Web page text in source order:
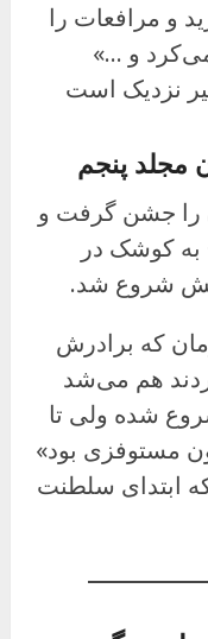
و مرافعات را
و …»
نزدیک است
مجلد پنجم
را جشن گرفت و
سال ۴۲۱ به بلخ به کوشک در
شروع شد.
که برادرش
هم می‌شد
شده ولی تا
مستوفزی بود»
ابتدای سلطنت